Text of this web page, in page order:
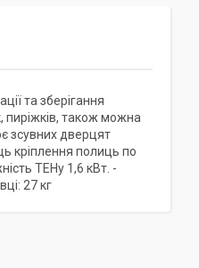
та зберігання
пиріжків, також можна
зсувних дверцят
кріплення полиць по
ТЕНу 1,6 кВт. -
27 кг